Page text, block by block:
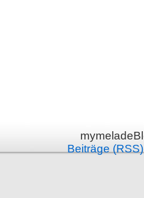
Beiträge (RSS)